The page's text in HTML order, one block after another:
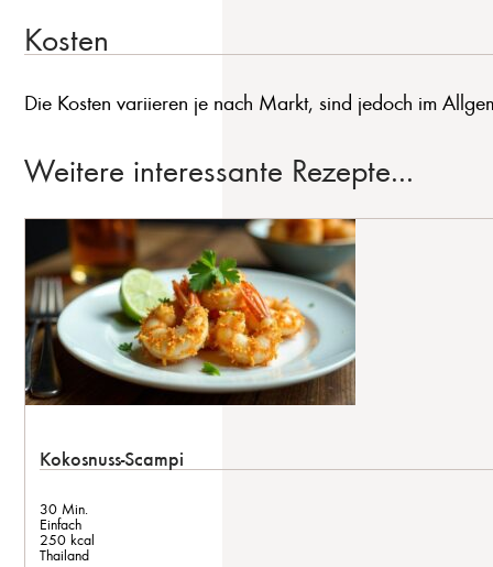
Kosten
Die Kosten variieren je nach Markt, sind jedoch im
Weitere interessante Rezepte...
Kokosnuss-Scampi
30 Min.
Einfach
250 kcal
Thailand